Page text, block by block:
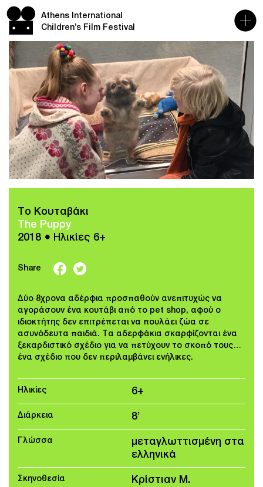
Athens International
Children’s Film Festival
Το Κουταβάκι
The Puppy
2018 ● Ηλικίες 6+
Share
Δύο 8χρονα αδέρφια προσπαθούν ανεπιτυχώς να
αγοράσουν ένα κουτάβι από το pet shop, αφού ο
ιδιοκτήτης δεν επιτρέπεται να πουλάει ζώα σε
ασυνόδευτα παιδιά. Τα αδερφάκια σκαρφίζονται ένα
ξεκαρδιστικό σχέδιο για να πετύχουν το σκοπό τους…
ένα σχέδιο που δεν περιλαμβάνει ενήλικες.
Ηλικίες 6+
Διάρκεια 8’
Γλώσσα
μεταγλωττισμένη στα
ελληνικά
Σκηνοθεσία
Κρίστιαν Μ.